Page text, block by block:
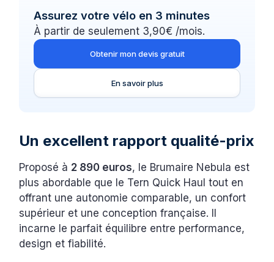
Assurez votre vélo en 3 minutes
À partir de seulement 3,90€ /mois.
Obtenir mon devis gratuit
En savoir plus
Un excellent rapport qualité-prix
Proposé à 2 890 euros, le Brumaire Nebula est
plus abordable que le Tern Quick Haul tout en
offrant une autonomie comparable, un confort
supérieur et une conception française. Il
incarne le parfait équilibre entre performance,
design et fiabilité.